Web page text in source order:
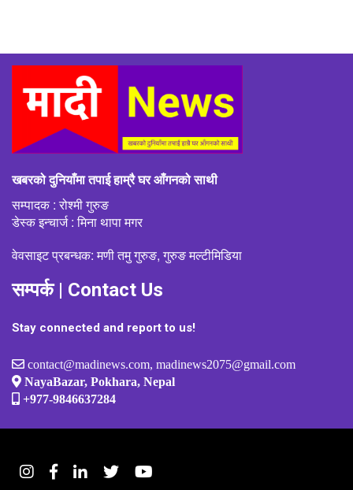
खबरको दुनियाँमा तपाई हाम्रै घर आँगनको साथी
सम्पादक : रोश्मी गुरुङ
डेस्क इन्चार्ज : मिना थापा मगर
वेवसाइट प्रबन्धक: मणी तमु गुरुङ, गुरुङ मल्टीमिडिया
सम्पर्क | Contact Us
Stay connected and report to us!
contact@madinews.com, madinews2075@gmail.com
NayaBazar, Pokhara, Nepal
+977-9846637284